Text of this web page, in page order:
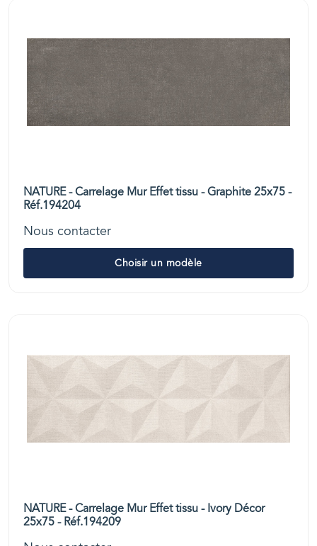
NATURE - Carrelage Mur Effet tissu - Graphite 25x75 -
Réf.194204
Nous contacter
Choisir un modèle
NATURE - Carrelage Mur Effet tissu - Ivory Décor
25x75 - Réf.194209